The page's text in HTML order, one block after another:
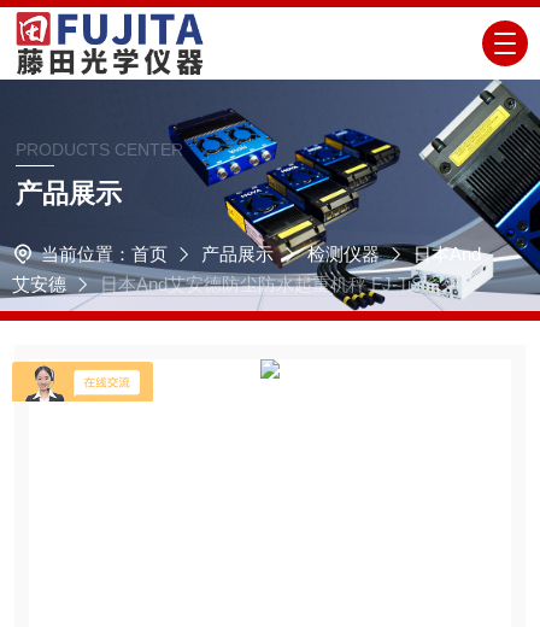
PRODUCTS CENTER
产品展示
当前位置： 首页 产品展示 检测仪器
日本And
艾安德
日本And艾安德防尘防水起重机秤 FJ-TiS系列